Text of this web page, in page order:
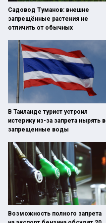
Садовод Туманов: внешне
запрещённые растения не
отличить от обычных
В Таиланде турист устроил
истерику из-за запрета нырять в
запрещенные воды
Возможность полного запрета